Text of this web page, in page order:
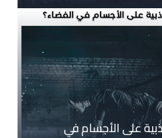
على الأجسام في